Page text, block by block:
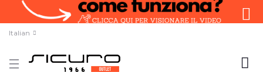
Italian